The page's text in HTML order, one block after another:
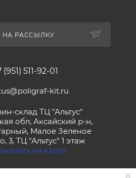
РАССЫЛКУ
(951) 511-92-01
kit.ru
склад ТЦ "Альтус"
обл, Аксайский р-н,
Малое Зеленое
3, ТЦ "Альтус" 1 этаж
на карте